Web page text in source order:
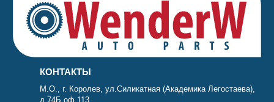
КОНТАКТЫ
М.О., г. Королев, ул.Силикатная (Академика Легостаева),
д.74Б оф.113